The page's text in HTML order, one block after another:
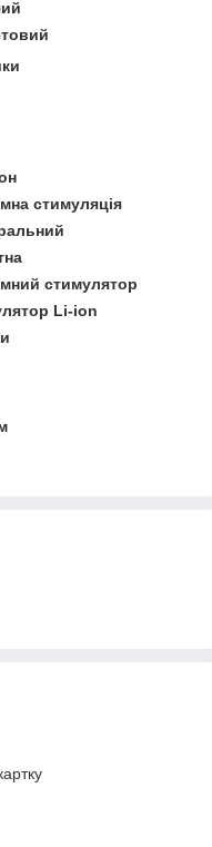
стимуляція
стимулятор
Li-ion